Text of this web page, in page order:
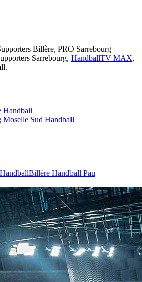
Billère, PRO Sarrebourg
Sarrebourg, HandballTV MAX,
Handball
Moselle Sud Handball
Billère Handball Pau